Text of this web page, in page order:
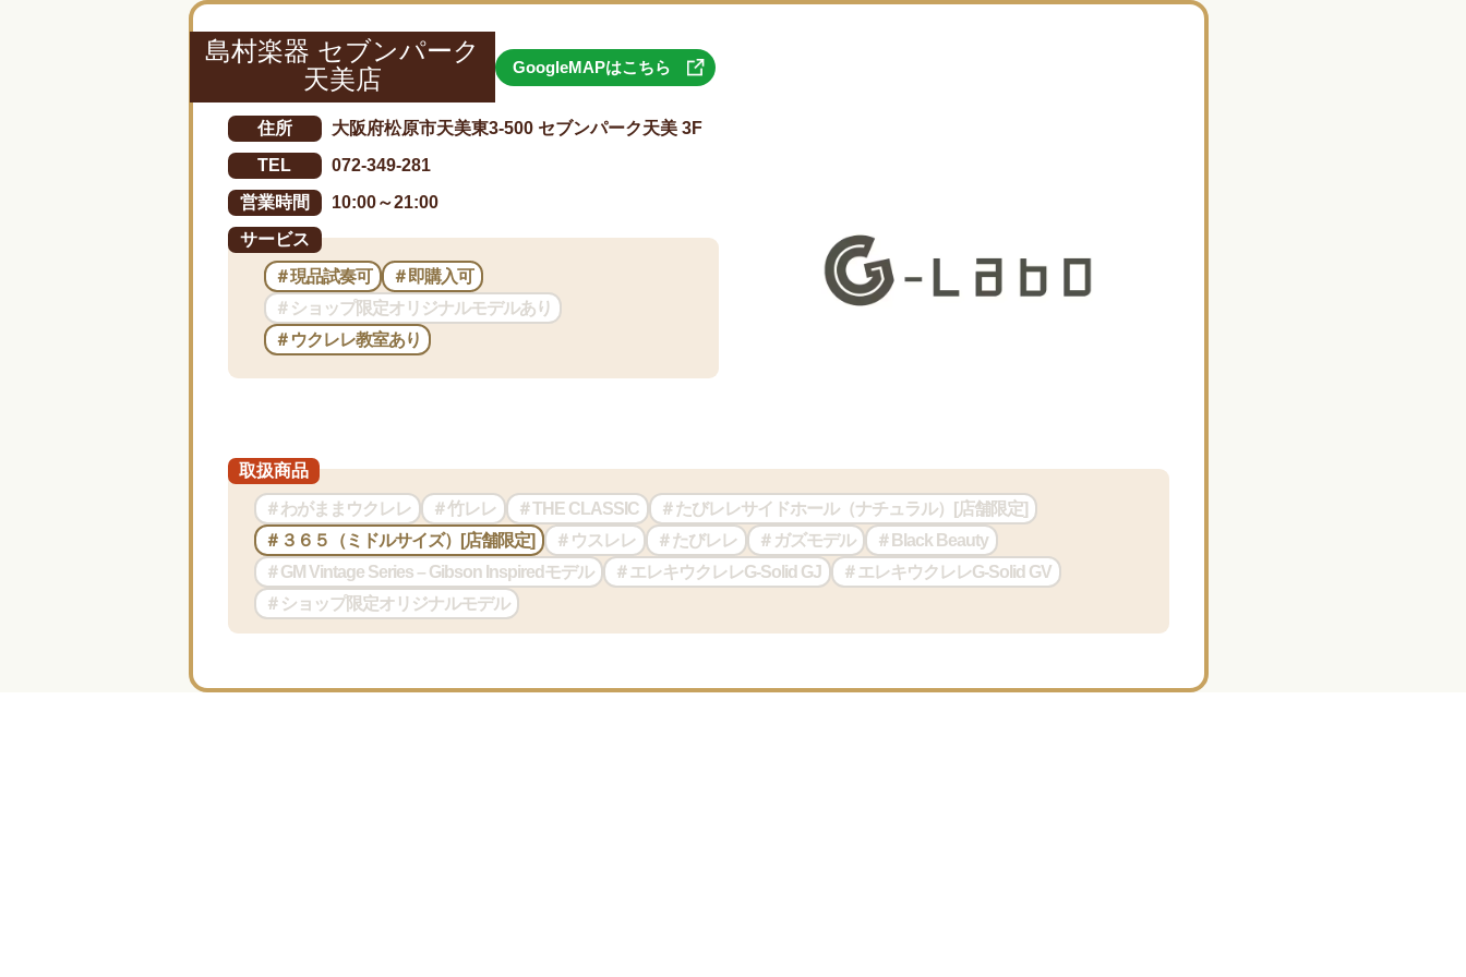
島村楽器 セブンパーク
天美店
GoogleMAPはこちら
住所 大阪府松原市天美東3-500 セブンパーク天美 3F
TEL 072-349-281
営業時間 10:00～21:00
サービス
＃現品試奏可
＃即購入可
＃ショップ限定オリジナルモデルあり
＃ウクレレ教室あり
取扱商品
＃わがままウクレレ ＃竹レレ ＃THE CLASSIC
＃たびレレサイドホール（ナチュラル）[店舗限定]
＃３６５（ミドルサイズ）[店舗限定]
＃ウスレレ ＃たびレレ ＃ガズモデル
＃Black Beauty
＃GM Vintage Series – Gibson Inspiredモデル
＃エレキウクレレG-Solid GJ
＃エレキウクレレG-Solid GV
＃ショップ限定オリジナルモデル